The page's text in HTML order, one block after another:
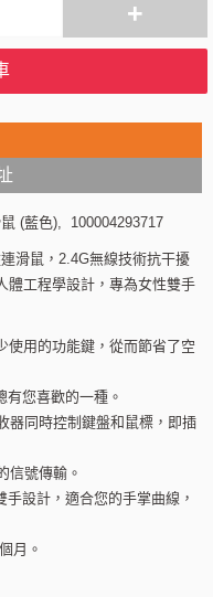
+
(藍色), 100004293717
滑鼠，2.4G無線技術抗干擾
體工程學設計，專為女性雙手
使用的功能鍵，從而節省了空
有您喜歡的一種。
器同時控制鍵盤和鼠標，即插
信號傳輸。
設計，適合您的手掌曲線，
月。